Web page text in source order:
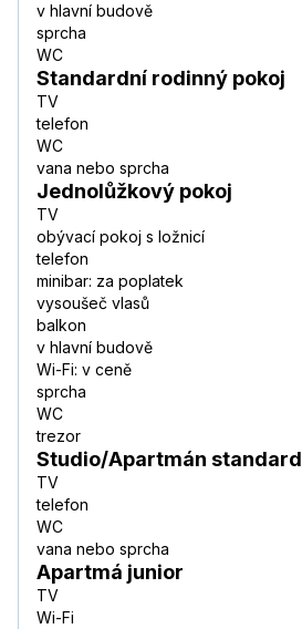
v hlavní budově
sprcha
WC
Standardní rodinný pokoj
TV
telefon
WC
vana nebo sprcha
Jednolůžkový pokoj
TV
obývací pokoj s ložnicí
telefon
minibar: za poplatek
vysoušeč vlasů
balkon
v hlavní budově
Wi-Fi: v ceně
sprcha
WC
trezor
Studio/Apartmán standard
TV
telefon
WC
vana nebo sprcha
Apartmá junior
TV
Wi-Fi